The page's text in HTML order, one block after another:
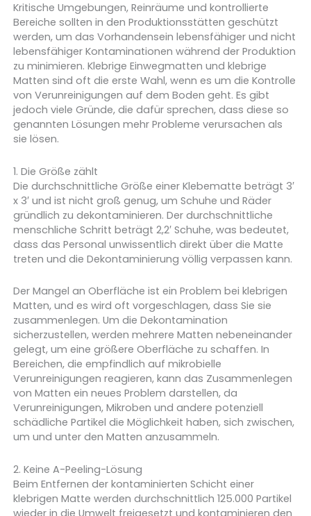
Kritische Umgebungen, Reinräume und kontrollierte
Bereiche sollten in den Produktionsstätten geschützt
werden, um das Vorhandensein lebensfähiger und nicht
lebensfähiger Kontaminationen während der Produktion
zu minimieren. Klebrige Einwegmatten und klebrige
Matten sind oft die erste Wahl, wenn es um die Kontrolle
von Verunreinigungen auf dem Boden geht. Es gibt
jedoch viele Gründe, die dafür sprechen, dass diese so
genannten Lösungen mehr Probleme verursachen als
sie lösen.
1. Die Größe zählt
Die durchschnittliche Größe einer Klebematte beträgt 3′
x 3′ und ist nicht groß genug, um Schuhe und Räder
gründlich zu dekontaminieren. Der durchschnittliche
menschliche Schritt beträgt 2,2′ Schuhe, was bedeutet,
dass das Personal unwissentlich direkt über die Matte
treten und die Dekontaminierung völlig verpassen kann.
Der Mangel an Oberfläche ist ein Problem bei klebrigen
Matten, und es wird oft vorgeschlagen, dass Sie sie
zusammenlegen. Um die Dekontamination
sicherzustellen, werden mehrere Matten nebeneinander
gelegt, um eine größere Oberfläche zu schaffen. In
Bereichen, die empfindlich auf mikrobielle
Verunreinigungen reagieren, kann das Zusammenlegen
von Matten ein neues Problem darstellen, da
Verunreinigungen, Mikroben und andere potenziell
schädliche Partikel die Möglichkeit haben, sich zwischen,
um und unter den Matten anzusammeln.
2. Keine A-Peeling-Lösung
Beim Entfernen der kontaminierten Schicht einer
klebrigen Matte werden durchschnittlich 125.000 Partikel
wieder in die Umwelt freigesetzt und kontaminieren den